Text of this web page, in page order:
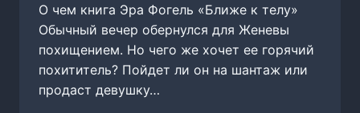
О чем книга Эра Фогель «Ближе к телу»
Обычный вечер обернулся для Женевы
похищением. Но чего же хочет ее горячий
похититель? Пойдет ли он на шантаж или
продаст девушку…